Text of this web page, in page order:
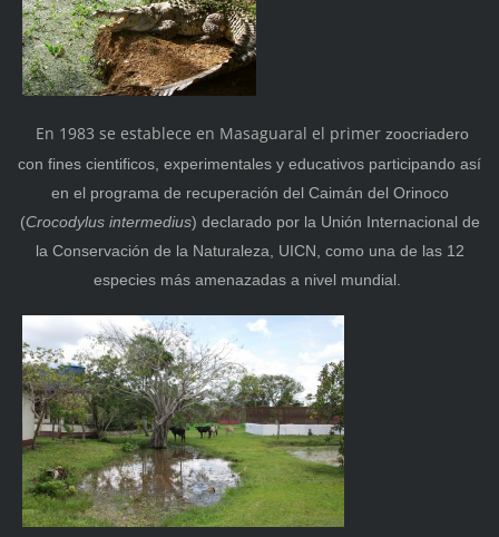
En 1983 se establece en Masaguaral el primer zoocriadero
con fines cientificos, experimentales y educativos participando así
en el programa de recuperación del Caimán del Orinoco
(Crocodylus intermedius) declarado por la Unión Internacional de
la Conservación de la Naturaleza, UICN, como una de las 12
especies más amenazadas a nivel mundial.